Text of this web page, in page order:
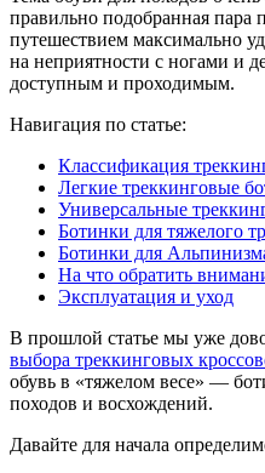
правильно подобранная пара
путешествием максимально
на неприятности с ногами и
доступным и проходимым.
Навигация по статье:
Классификация
Легкие треккинговые
Универсальные
Ботинки для тяжелого
Ботинки для
На что обратить
Эксплуатация и уход
В прошлой статье мы уже
выбора треккинговых
обувь в «тяжелом весе» —
походов и восхождений.
Давайте для начала